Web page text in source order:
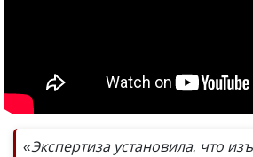
«Экспертиза установила, что